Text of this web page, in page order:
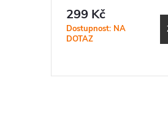
299 Kč
Dostupnost: NA
DOTAZ